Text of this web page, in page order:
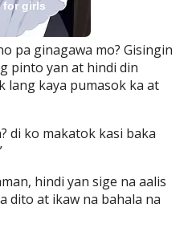
pa ginagawa mo? Gisingin
pinto yan at hindi din
lang kaya pumasok ka at
di ko makatok kasi baka
hindi yan sige na aalis
dito at ikaw na bahala na